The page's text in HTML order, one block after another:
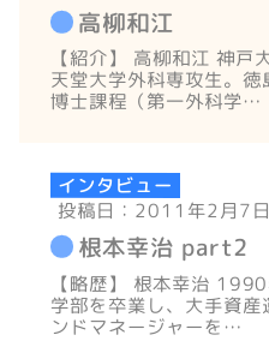
高柳和江
【紹介】 高柳和江 神戸
天堂大学外科専攻生。徳
博士課程（第一外科学…
インタビュー
投稿日：2011年2月7
根本幸治 part2
【略歴】 根本幸治
学部を卒業し、大手資産
ンドマネージャーを…